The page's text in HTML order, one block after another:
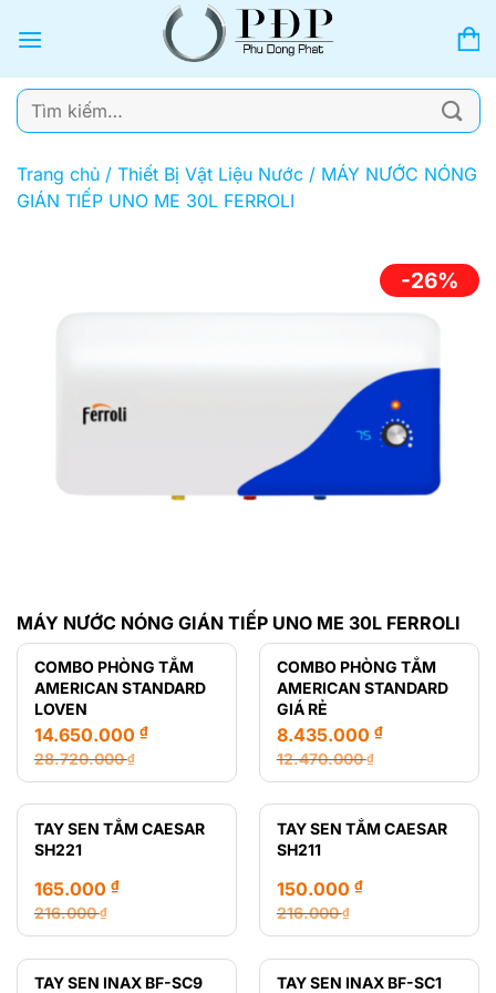
qua
dung
Tìm
kiếm:
Trang chủ / Thiết Bị Vật Liệu Nước / MÁY NƯỚC NÓNG
GIÁN TIẾP UNO ME 30L FERROLI
-26%
MÁY NƯỚC NÓNG GIÁN TIẾP UNO ME 30L FERROLI
COMBO PHÒNG TẮM
AMERICAN STANDARD
LOVEN
28.720.000₫
Giá
gốc
là:
28.720.000 ₫.
14.650.000 ₫
Giá
hiện
tại
là:
COMBO PHÒNG TẮM
AMERICAN STANDARD
GIÁ RẺ
12.470.000₫
Giá
gốc
là:
12.470.000 ₫.
8.435.000 ₫
Giá
hiện
tại
là:
TAY SEN TẮM CAESAR
SH221
216.000₫
Giá
gốc
là:
165.000 ₫
Giá
hiện
tại
TAY SEN TẮM CAESAR
SH211
216.000₫
Giá
gốc
là:
150.000 ₫
Giá
hiện
tại
TAY SEN INAX BF-SC9 TAY SEN INAX BF-SC1